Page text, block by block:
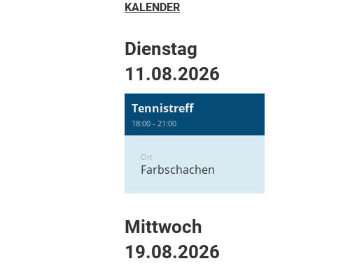
KALENDER
Dienstag
11.08.2026
Tennistreff
18:00 - 21:00
Ort
Farbschachen
Mittwoch
19.08.2026